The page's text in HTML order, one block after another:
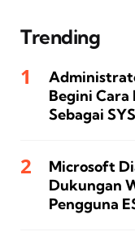
Trending
Begini
Sebagai
Microsoft
Dukungan
Pengguna